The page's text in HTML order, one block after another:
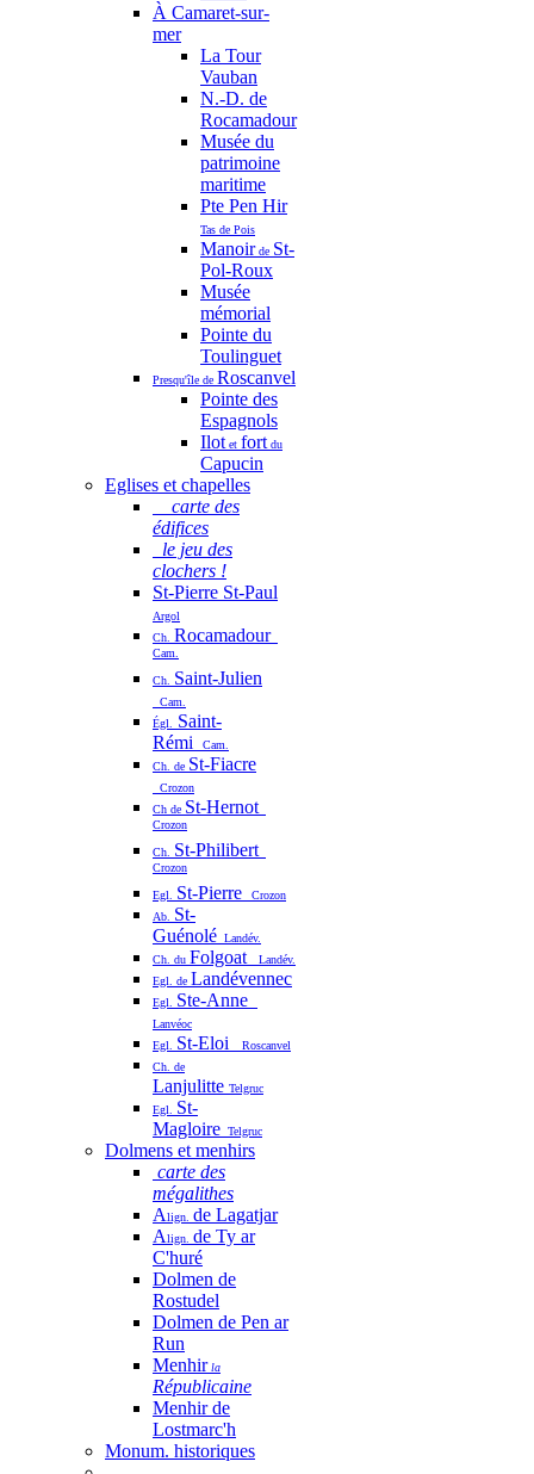
À Camaret-sur-
mer
La Tour
Vauban
N.-D. de
Rocamadour
Musée du
patrimoine
maritime
Pte Pen Hir
Tas de Pois
Manoirde St-
Pol-Roux
Musée
mémorial
Pointe du
Toulinguet
Presqu'île de Roscanvel
Pointe des
Espagnols
Ilot et fort du
Capucin
Eglises et chapelles
carte des
édifices
le jeu des
clochers !
St-Pierre St-Paul
Argol
Ch. Rocamadour
Cam.
Ch. Saint-Julien
Cam.
Égl.
Saint-
Rémi
Cam.
Ch. de St-Fiacre
Crozon
Ch de St-Hernot
Crozon
Ch. St-Philibert
Crozon
Egl. St-Pierre
Crozon
Ab. St-
Guénolé Landév.
Ch. du Folgoat
Landév.
Egl. de Landévennec
Egl. Ste-Anne
Lanvéoc
Egl. St-Eloi
Roscanvel
Ch. de
Lanjulitte Telgruc
Egl. St-
Magloire Telgruc
Dolmens et menhirs
carte des
mégalithes
Align. de Lagatjar
Align. de Ty ar
C'huré
Dolmen de
Rostudel
Dolmen de Pen ar
Run
Menhirla
Républicaine
Menhir de
Lostmarc'h
Monum. historiques